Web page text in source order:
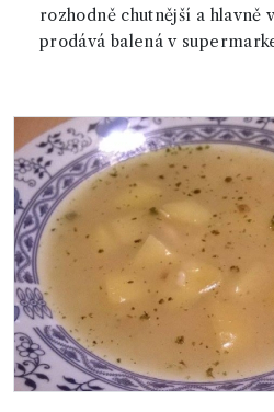
rozhodně chutnější a hlavně
prodává balená v